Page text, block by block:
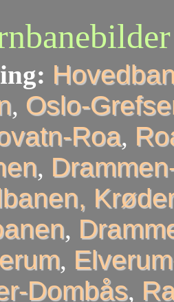
, Oslo-
Roa,
,
,
,
Dombås,